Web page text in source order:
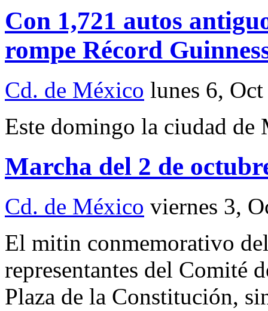
Con 1,721 autos
rompe Récord
Cd. de México lunes 6,
Este domingo la ciudad de
Marcha del 2 de
Cd. de México viernes 3,
El mitin conmemorativo
representantes del Comité
Plaza de la Constitución,